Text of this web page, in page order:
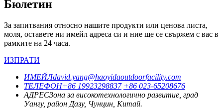
Бюлетин
За запитвания относно нашите продукти или ценова листа,
моля, оставете ни имейл адреса си и ние ще се свържем с вас в
рамките на 24 часа.
ИЗПРАТИ
ИМЕЙЛdavid.yang@haoyidaoutdoorfacility.com
ТЕЛЕФОН+86 19923298837 +86 023-65208676
АДРЕСЗона за високотехнологично развитие, град
Уангу, район Дазу, Чунцин, Китай.